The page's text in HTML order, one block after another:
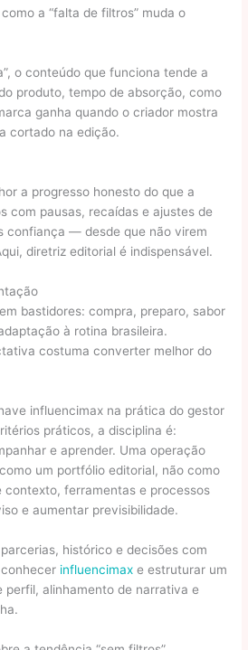
a “falta de filtros” muda o
o conteúdo que funciona tende a
produto, tempo de absorção, como
ganha quando o criador mostra
cortado na edição.
a progresso honesto do que a
com pausas, recaídas e ajustes de
confiança — desde que não virem
diretriz editorial é indispensável.
bastidores: compra, preparo, sabor
à rotina brasileira.
costuma converter melhor do
influencimax na prática do gestor
práticos, a disciplina é:
e aprender. Uma operação
um portfólio editorial, não como
contexto, ferramentas e processos
e aumentar previsibilidade.
histórico e decisões com
influencimax e estruturar um
perfil, alinhamento de narrativa e